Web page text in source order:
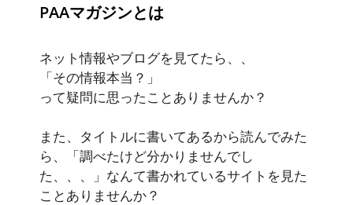
PAAマガジンとは
ネット情報やブログを見てたら、、
「その情報本当？」
って疑問に思ったことありませんか？
また、タイトルに書いてあるから読んでみた
ら、「調べたけど分かりませんでし
た、、、」なんて書かれているサイトを見た
ことありませんか？